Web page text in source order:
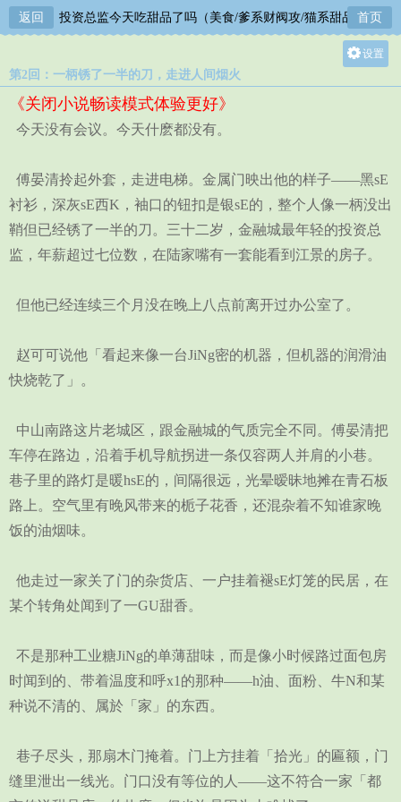
返回
【BL】投资总监今天吃甜品了吗（美食/爹系财阀攻/猫系甜品师受)
首页
设置
第2回：一柄锈了一半的刀，走进人间烟火
《关闭小说畅读模式体验更好》
今天没有会议。今天什麽都没有。
傅晏清拎起外套，走进电梯。金属门映出他的样子——黑sE
衬衫，深灰sE西K，袖口的钮扣是银sE的，整个人像一柄没出
鞘但已经锈了一半的刀。三十二岁，金融城最年轻的投资总
监，年薪超过七位数，在陆家嘴有一套能看到江景的房子。
但他已经连续三个月没在晚上八点前离开过办公室了。
赵可可说他「看起来像一台JiNg密的机器，但机器的润滑油
快烧乾了」。
中山南路这片老城区，跟金融城的气质完全不同。傅晏清把
车停在路边，沿着手机导航拐进一条仅容两人并肩的小巷。
巷子里的路灯是暖hsE的，间隔很远，光晕暧昧地摊在青石板
路上。空气里有晚风带来的栀子花香，还混杂着不知谁家晚
饭的油烟味。
他走过一家关了门的杂货店、一户挂着褪sE灯笼的民居，在
某个转角处闻到了一GU甜香。
不是那种工业糖JiNg的单薄甜味，而是像小时候路过面包房
时闻到的、带着温度和呼x1的那种——h油、面粉、牛N和某
种说不清的、属於「家」的东西。
巷子尽头，那扇木门掩着。门上方挂着「拾光」的匾额，门
缝里泄出一线光。门口没有等位的人——这不符合一家「都